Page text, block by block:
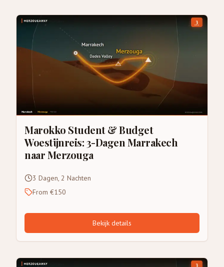
Marokko Student & Budget
Woestijnreis: 3-Dagen Marrakech
naar Merzouga
3 Dagen, 2 Nachten
From €150
Bekijk details